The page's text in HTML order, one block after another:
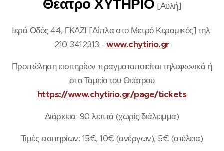
Θέατρο ΧΥΤΗΡΙΟ [Αυλή]
Ιερά Οδός 44, ΓΚΑΖΙ [Δίπλα στο Μετρό Κεραμικός] τηλ.
210 3412313 -www.chytirio.gr
Προπώληση εισιτηρίων πραγματοποιείται τηλεφωνικά ή
στο Ταμείο του Θεάτρου
https://www.chytirio.gr/page/tickets
Διάρκεια: 90 λεπτά (χωρίς διάλειμμα)
Τιμές εισιτηρίων: 15€, 10€ (ανέργων), 5€ (ατέλεια)